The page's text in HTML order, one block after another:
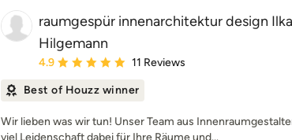
raumgespür innenarchitektur design Ilka
Hilgemann
Average rating: 4.9 out of 5 stars
4.9 11 Reviews
Best of Houzz winner
Wir lieben was wir tun! Unser Team aus
viel Leidenschaft dabei für Ihre Räume und...